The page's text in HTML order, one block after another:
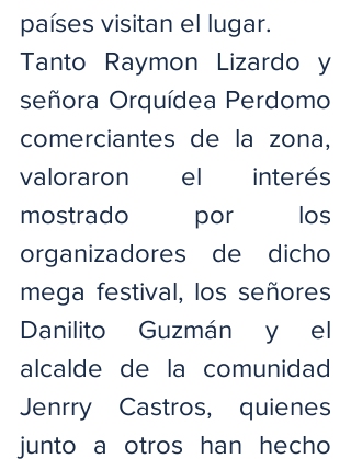
países visitan el lugar.
Tanto Raymon Lizardo y
señora Orquídea Perdomo
comerciantes de la zona,
valoraron el interés
mostrado por los
organizadores de dicho
mega festival, los señores
Danilito Guzmán y el
alcalde de la comunidad
Jenrry Castros, quienes
junto a otros han hecho